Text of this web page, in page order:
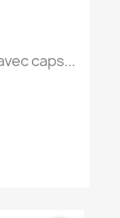
caps...